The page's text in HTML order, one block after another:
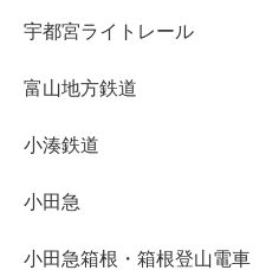
宇都宮ライトレール
富山地方鉄道
小湊鉄道
小田急
小田急箱根・箱根登山電車